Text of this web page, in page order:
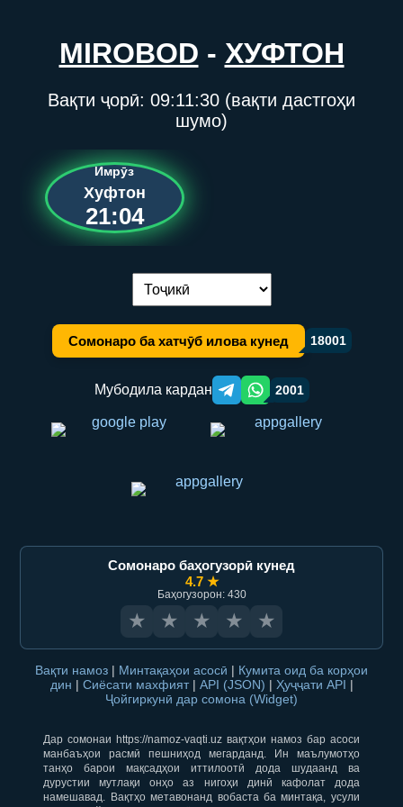
MIROBOD - ХУФТОН
Вақти ҷорӣ: 09:11:30 (вақти дастгоҳи
шумо)
Имрӯз
Хуфтон
21:04
Иваз кардани забон:
Сомонаро ба хатчӯб илова кунед 18001
Мубодила кардан Telegram orqali ulashish
WhatsApp orqali ulashish
2001
Сомонаро баҳогузорӣ кунед
4.7 ★
Баҳогузорон: 430
★ ★ ★ ★ ★
Вақти намоз | Минтақаҳои асосӣ | Кумита оид ба корҳои
дин | Сиёсати махфият | API (JSON) | Ҳуҷҷати API |
Ҷойгиркунӣ дар сомона (Widget)
Дар сомонаи https://namoz-vaqti.uz вақтҳои намоз бар асоси
манбаъҳои расмӣ пешниҳод мегарданд. Ин маълумотҳо
танҳо барои мақсадҳои иттилоотӣ дода шудаанд ва
дурустии мутлақи онҳо аз нигоҳи динӣ кафолат дода
намешавад. Вақтҳо метавонанд вобаста ба минтақа, усули